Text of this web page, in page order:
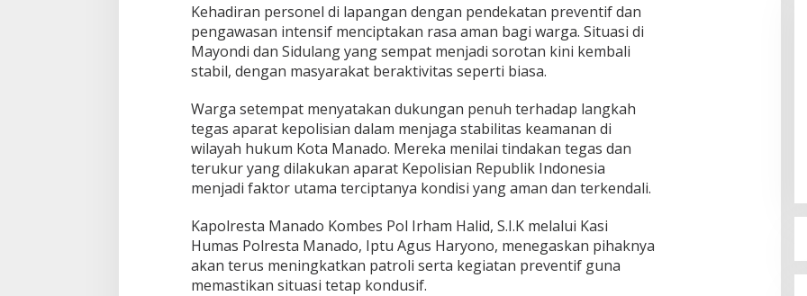
Kehadiran personel di lapangan dengan pendekatan preventif dan
pengawasan intensif menciptakan rasa aman bagi warga. Situasi di
Mayondi dan Sidulang yang sempat menjadi sorotan kini kembali
stabil, dengan masyarakat beraktivitas seperti biasa.
Warga setempat menyatakan dukungan penuh terhadap langkah
tegas aparat kepolisian dalam menjaga stabilitas keamanan di
wilayah hukum Kota Manado. Mereka menilai tindakan tegas dan
terukur yang dilakukan aparat Kepolisian Republik Indonesia
menjadi faktor utama terciptanya kondisi yang aman dan terkendali.
Kapolresta Manado Kombes Pol Irham Halid, S.I.K melalui Kasi
Humas Polresta Manado, Iptu Agus Haryono, menegaskan pihaknya
akan terus meningkatkan patroli serta kegiatan preventif guna
memastikan situasi tetap kondusif.
Kapolres Bitung jadi Pembicara di
Rakor KPU terkait Persiapan
Verifikasi Partai Politik
Di Berita, Bitung, Daerah, Politik